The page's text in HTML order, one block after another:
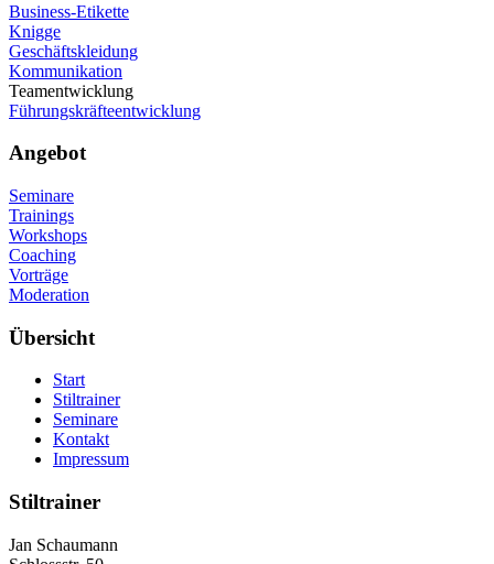
Business-Etikette
Knigge
Geschäftskleidung
Kommunikation
Teamentwicklung
Führungskräfteentwicklung
Angebot
Seminare
Trainings
Workshops
Coaching
Vorträge
Moderation
Übersicht
Start
Stiltrainer
Seminare
Kontakt
Impressum
Stiltrainer
Jan Schaumann